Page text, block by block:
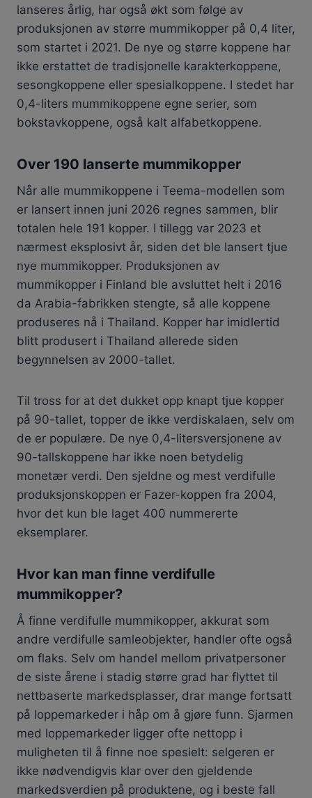
lanseres årlig, har også økt som følge av
produksjonen av større mummikopper på 0,4 liter,
som startet i 2021. De nye og større koppene har
ikke erstattet de tradisjonelle karakterkoppene,
sesongkoppene eller spesialkoppene. I stedet har
0,4-liters mummikoppene egne serier, som
bokstavkoppene, også kalt alfabetkoppene.
Over 190 lanserte mummikopper
Når alle mummikoppene i Teema-modellen som
er lansert innen juni 2026 regnes sammen, blir
totalen hele 191 kopper. I tillegg var 2023 et
nærmest eksplosivt år, siden det ble lansert tjue
nye mummikopper. Produksjonen av
mummikopper i Finland ble avsluttet helt i 2016
da Arabia-fabrikken stengte, så alle koppene
produseres nå i Thailand. Kopper har imidlertid
blitt produsert i Thailand allerede siden
begynnelsen av 2000-tallet.
Til tross for at det dukket opp knapt tjue kopper
på 90-tallet, topper de ikke verdiskalaen, selv om
de er populære. De nye 0,4-litersversjonene av
90-tallskoppene har ikke noen betydelig
monetær verdi. Den sjeldne og mest verdifulle
produksjonskoppen er Fazer-koppen fra 2004,
hvor det kun ble laget 400 nummererte
eksemplarer.
Hvor kan man finne verdifulle
mummikopper?
Å finne verdifulle mummikopper, akkurat som
andre verdifulle samleobjekter, handler ofte også
om flaks. Selv om handel mellom privatpersoner
de siste årene i stadig større grad har flyttet til
nettbaserte markedsplasser, drar mange fortsatt
på loppemarkeder i håp om å gjøre funn. Sjarmen
med loppemarkeder ligger ofte nettopp i
muligheten til å finne noe spesielt: selgeren er
ikke nødvendigvis klar over den gjeldende
markedsverdien på produktene, og i beste fall